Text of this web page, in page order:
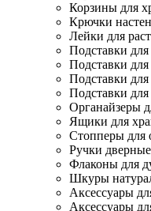
Корзины для
Крючки
Лейки для
Подставки для
Подставки
Подставки для
Подставки
Органайзеры
Ящики для
Стопперы для
Ручки дверные
Флаконы для
Шкуры
Аксессуары
Аксессуары